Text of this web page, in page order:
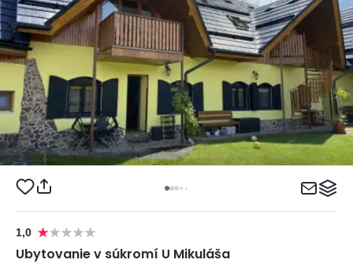
1,0
Ubytovanie v súkromí U Mikuláša